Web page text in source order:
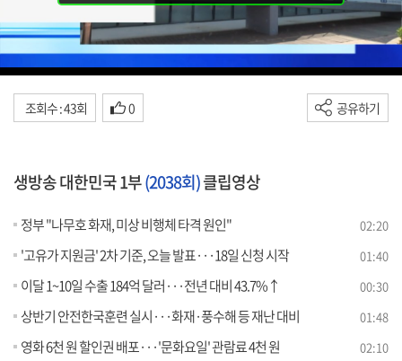
조회수 : 43회 0 공유하기
생방송 대한민국 1부(2038회)클립영상
정부 "나무호 화재, 미상 비행체 타격 원인" 02:20
'고유가 지원금' 2차 기준, 오늘 발표···18일 신청 시작 01:40
이달 1~10일 수출 184억 달러···전년 대비 43.7%↑ 00:30
상반기 안전한국훈련 실시···화재·풍수해 등 재난 대비 01:48
영화 6천 원 할인권 배포···'문화요일' 관람료 4천 원 02:10